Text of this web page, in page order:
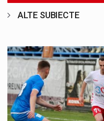
ALTE SUBIECTE